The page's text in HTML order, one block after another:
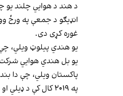
د هند د هوايي چلند یو
انډيګو د جمعې په ورځ
غوره کړی دی.
یو هندي پيلوټ ویلي،
یو بل هندي هوايي شرکت
پاکستان ویلي، چې دا بندیز به د